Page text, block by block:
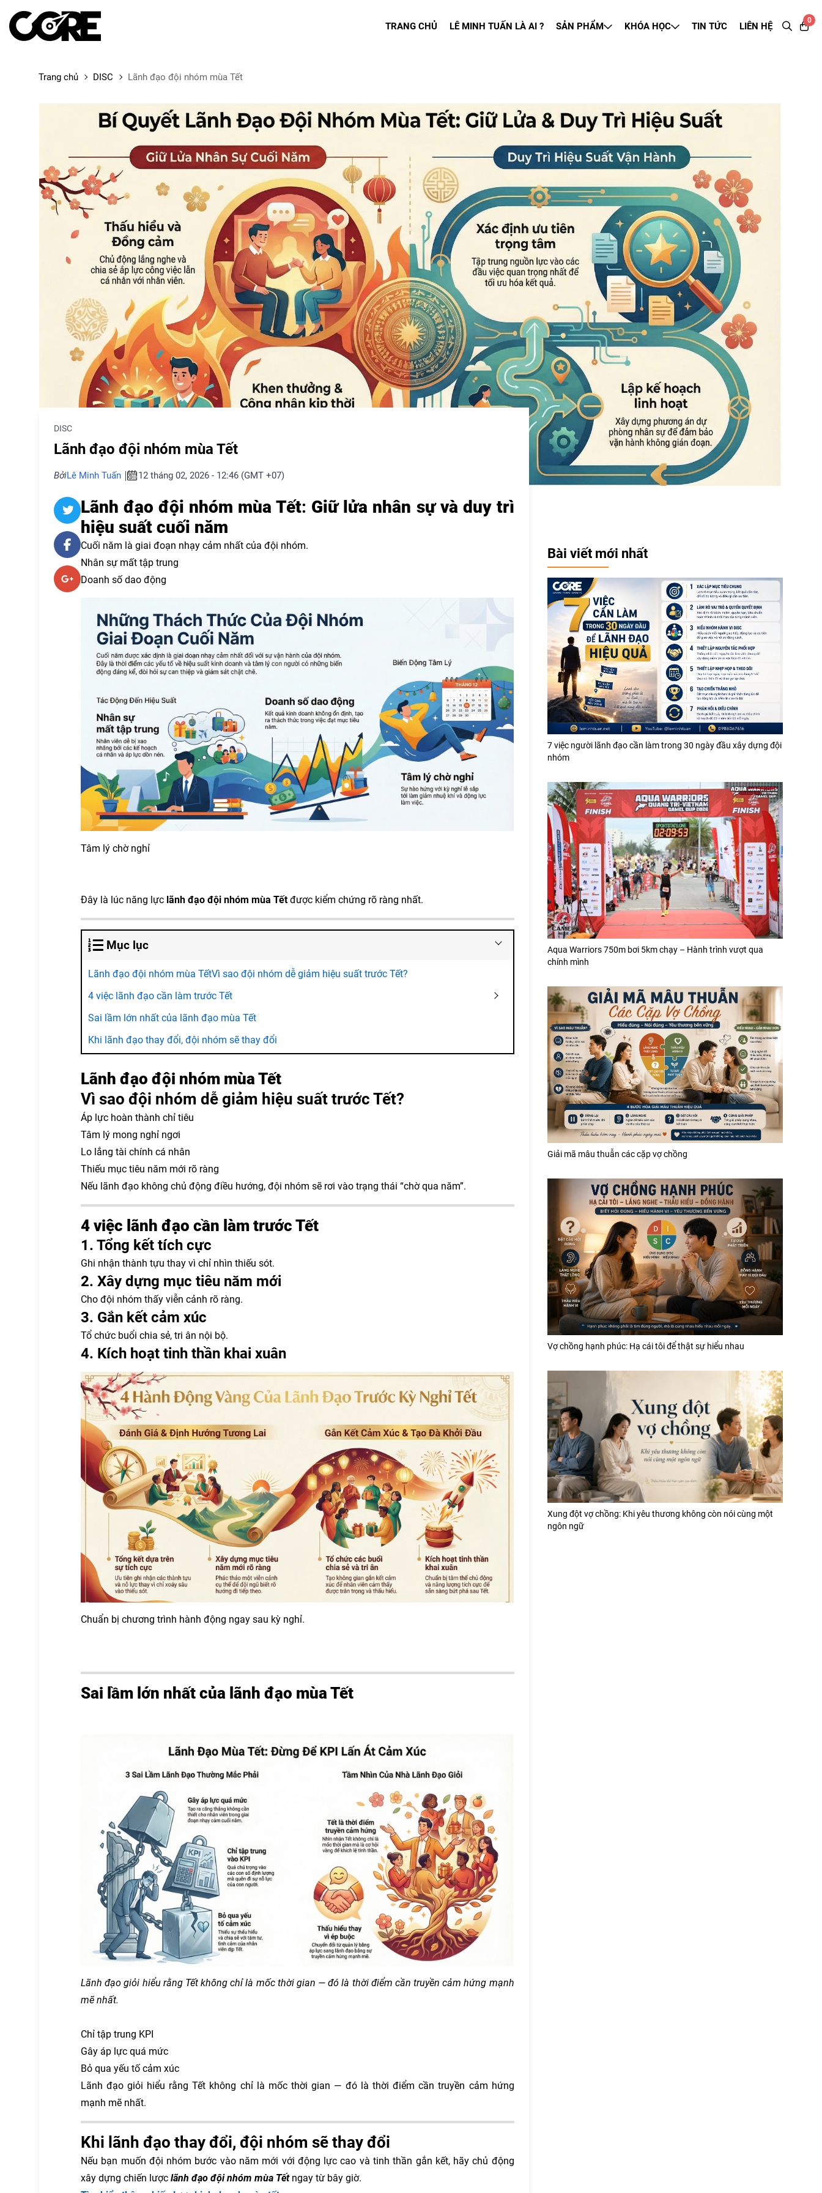
TRANG CHỦ LÊ MINH TUẤN LÀ AI ? SẢN PHẨM KHÓA HỌC TIN TỨC LIÊN HỆ
0
Trang chủ DISC Lãnh đạo đội nhóm mùa Tết
DISC
Lãnh đạo đội nhóm mùa Tết
BởiLê Minh Tuấn 12 tháng 02, 2026 - 12:46 (GMT +07)
Lãnh đạo đội nhóm mùa Tết: Giữ lửa nhân sự và duy trì
hiệu suất cuối năm
Cuối năm là giai đoạn nhạy cảm nhất của đội nhóm.
Nhân sự mất tập trung
Doanh số dao động
Tâm lý chờ nghỉ
Đây là lúc năng lực lãnh đạo đội nhóm mùa Tếtđược kiểm chứng rõ ràng nhất.
Mục lục
Lãnh đạo đội nhóm mùa TếtVì sao đội nhóm dễ giảm hiệu suất trước Tết?
4 việc lãnh đạo cần làm trước Tết
Sai lầm lớn nhất của lãnh đạo mùa Tết
Khi lãnh đạo thay đổi, đội nhóm sẽ thay đổi
Lãnh đạo đội nhóm mùa Tết
Vì sao đội nhóm dễ giảm hiệu suất trước Tết?
Áp lực hoàn thành chỉ tiêu
Tâm lý mong nghỉ ngơi
Lo lắng tài chính cá nhân
Thiếu mục tiêu năm mới rõ ràng
Nếu lãnh đạo không chủ động điều hướng, đội nhóm sẽ rơi vào trạng thái “chờ qua năm”.
4 việc lãnh đạo cần làm trước Tết
1. Tổng kết tích cực
Ghi nhận thành tựu thay vì chỉ nhìn thiếu sót.
2. Xây dựng mục tiêu năm mới
Cho đội nhóm thấy viễn cảnh rõ ràng.
3. Gắn kết cảm xúc
Tổ chức buổi chia sẻ, tri ân nội bộ.
4. Kích hoạt tinh thần khai xuân
Chuẩn bị chương trình hành động ngay sau kỳ nghỉ.
Sai lầm lớn nhất của lãnh đạo mùa Tết
Lãnh đạo giỏi hiểu rằng Tết không chỉ là mốc thời gian — đó là thời điểm cần truyền cảm hứng mạnh
mẽ nhất.
Chỉ tập trung KPI
Gây áp lực quá mức
Bỏ qua yếu tố cảm xúc
Lãnh đạo giỏi hiểu rằng Tết không chỉ là mốc thời gian — đó là thời điểm cần truyền cảm hứng
mạnh mẽ nhất.
Khi lãnh đạo thay đổi, đội nhóm sẽ thay đổi
Nếu bạn muốn đội nhóm bước vào năm mới với động lực cao và tinh thần gắn kết, hãy chủ động
xây dựng chiến lược lãnh đạo đội nhóm mùa Tết ngay từ bây giờ.
Bài viết mới nhất
7 việc người lãnh đạo cần làm trong 30 ngày đầu xây dựng đội
nhóm
Aqua Warriors 750m bơi 5km chạy – Hành trình vượt qua
chính mình
Giải mã mâu thuẫn các cặp vợ chồng
Vợ chồng hạnh phúc: Hạ cái tôi để thật sự hiểu nhau
Xung đột vợ chồng: Khi yêu thương không còn nói cùng một
ngôn ngữ